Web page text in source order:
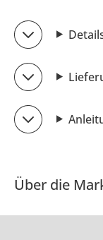
Über die